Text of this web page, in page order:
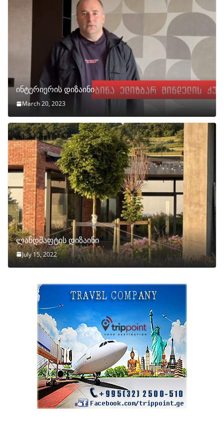
ინტერიერის დიზაინი
March 20, 2023
ლანდშაფტის დიზაინი
July 15, 2022